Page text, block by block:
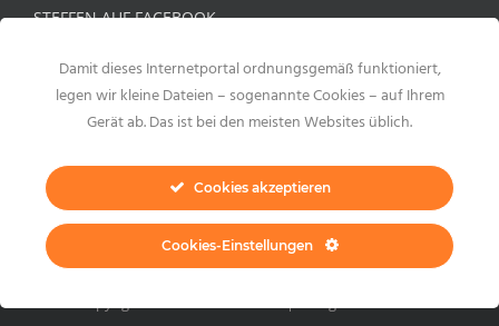
STEFFEN AUF FACEBOOK
Damit dieses Internetportal ordnungsgemäß funktioniert,
legen wir kleine Dateien – sogenannte Cookies – auf Ihrem
Gerät ab. Das ist bei den meisten Websites üblich.
Cookies akzeptieren
Cookies-Einstellungen